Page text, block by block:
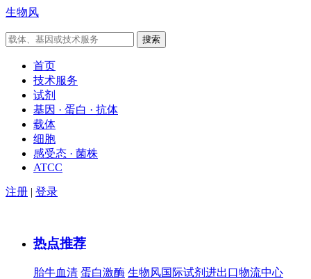
生物风
首页
技术服务
试剂
基因 · 蛋白 · 抗体
载体
细胞
感受态 · 菌株
ATCC
注册 | 登录
热点推荐
胎牛血清 蛋白激酶 生物风国际试剂进出口物流中心